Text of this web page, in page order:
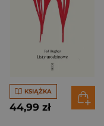
KSIĄŻKA
44,99 zł